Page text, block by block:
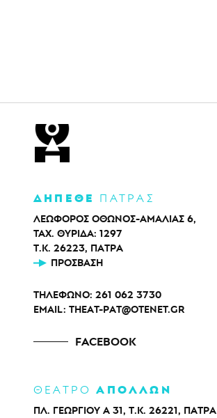
ΔΗΠΕΘΕ ΠΑΤΡΑΣ
ΛΕΩΦΟΡΟΣ ΟΘΩΝΟΣ-ΑΜΑΛΙΑΣ 6,
ΤΑΧ. ΘΥΡΙΔΑ: 1297
Τ.Κ. 26223, ΠΑΤΡΑ
ΠΡΌΣΒΑΣΗ
ΤΗΛΕΦΩΝΟ: 261 062 3730
EMAIL: THEAT-PAT@OTENET.GR
FACEBOOK
ΘΕΑΤΡΟΑΠΟΛΛΩΝ
ΠΛ. ΓΕΩΡΓΙΟΥ Α 31, Τ.Κ. 26221, ΠΑΤΡΑ